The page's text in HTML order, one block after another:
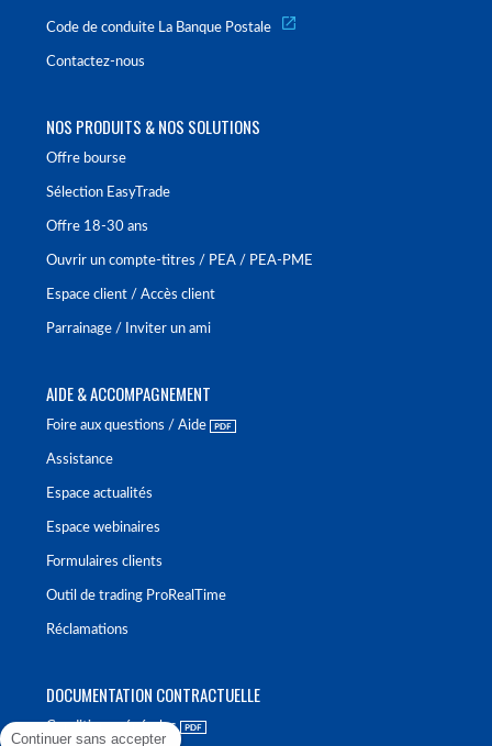
Code de conduite La Banque Postale
Contactez-nous
NOS PRODUITS & NOS SOLUTIONS
Offre bourse
Sélection EasyTrade
Offre 18-30 ans
Ouvrir un compte-titres / PEA / PEA-PME
Espace client / Accès client
Parrainage / Inviter un ami
AIDE & ACCOMPAGNEMENT
Foire aux questions / Aide
Assistance
Espace actualités
Espace webinaires
Formulaires clients
Outil de trading ProRealTime
Réclamations
DOCUMENTATION CONTRACTUELLE
Conditions générales
Continuer sans accepter